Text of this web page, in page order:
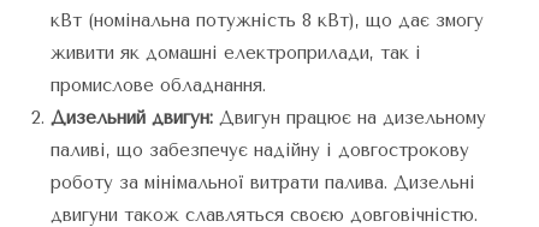
кВт (номінальна потужність 8 кВт), що дає змогу
живити як домашні електроприлади, так і
промислове обладнання.
Дизельний двигун: Двигун працює на дизельному
паливі, що забезпечує надійну і довгострокову
роботу за мінімальної витрати палива. Дизельні
двигуни також славляться своєю довговічністю.